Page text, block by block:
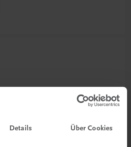
Details Über Cookies